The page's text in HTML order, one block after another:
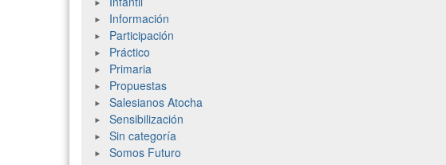
Información
Participación
Práctico
Primaria
Propuestas
Salesianos Atocha
Sensibilización
Sin categoría
Somos Futuro